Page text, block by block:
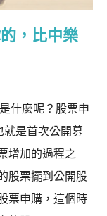
，比中樂
什麼呢？股票申
就是首次公開募
增加的過程之
股票擺到公開股
票申購，這個時